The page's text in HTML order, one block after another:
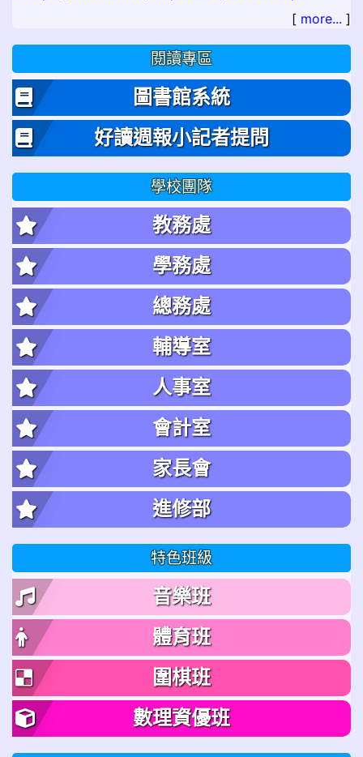
[ more... ]
閱讀專區
圖書館系統
好讀週報小記者提問
學校團隊
教務處
學務處
總務處
輔導室
人事室
會計室
家長會
進修部
特色班級
音樂班
體育班
圍棋班
數理資優班